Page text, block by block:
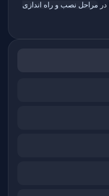
در مراحل نصب و راه اندازی